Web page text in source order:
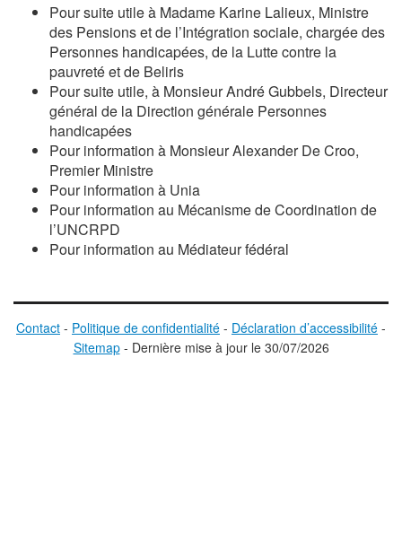
Pour suite utile à Madame Karine Lalieux, Ministre
des Pensions et de l’Intégration sociale, chargée des
Personnes handicapées, de la Lutte contre la
pauvreté et de Beliris
Pour suite utile, à MonsieurAndré Gubbels, Directeur
général de la Direction générale Personnes
handicapées
Pour information à MonsieurAlexander De Croo,
Premier Ministre
Pour information à Unia
Pour information au Mécanisme de Coordination de
l’UNCRPD
Pour information au Médiateur fédéral
Contact - Politique de confidentialité - Déclaration d’accessibilité -
Sitemap - Dernière mise à jour le30/07/2026